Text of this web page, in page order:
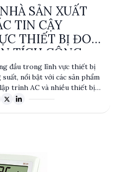
SẢN XUẤT
TIN CẬY
THIẾT BỊ ĐO
TÍCH CÔNG
đầu trong lĩnh vực thiết bị
nổi bật với các sản phẩm
trình AC và nhiều thiết bị
về chất lượng và độ chính